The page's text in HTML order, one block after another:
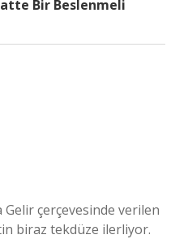
Bir Beslenmeli
Gelir çerçevesinde verilen
biraz tekdüze ilerliyor.